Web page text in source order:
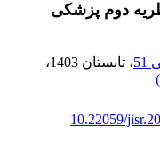
دوم پزشکی
، تابستان 1403
،
)
10.22059/